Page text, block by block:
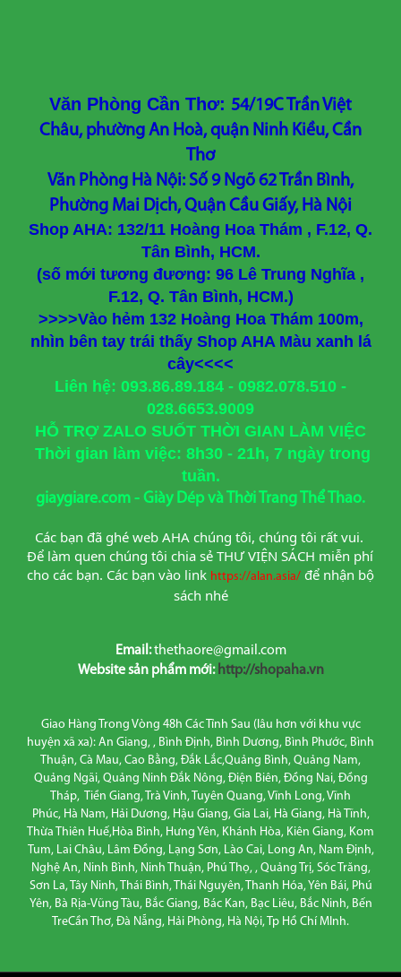
Văn Phòng Cần Thơ: 54/19C Trần Việt
Châu, phường An Hoà, quận Ninh Kiều, Cần
Thơ
Văn Phòng Hà Nội: Số 9 Ngõ 62 Trần Bình,
Phường Mai Dịch, Quận Cầu Giấy, Hà Nội
Shop AHA: 132/11 Hoàng Hoa Thám , F.12, Q.
Tân Bình, HCM.
(số mới tương đương: 96 Lê Trung Nghĩa ,
F.12, Q. Tân Bình, HCM.)
>>>>Vào hẻm 132 Hoàng Hoa Thám 100m,
nhìn bên tay trái thấy Shop AHA Màu xanh lá
cây<<<<
Liên hệ: 093.86.89.184 - 0982.078.510 -
028.6653.9009
HỖ TRỢ ZALO SUỐT THỜI GIAN LÀM VIỆC
Thời gian làm việc: 8h30 - 21h, 7 ngày trong
tuần.
giaygiare.com - Giày Dép và Thời Trang Thể Thao.
Các bạn đã ghé web AHA chúng tôi, chúng tôi rất vui.
Để làm quen chúng tôi chia sẻ THƯ VIỆN SÁCH miễn phí
cho các bạn. Các bạn vào link https://alan.asia/ để nhận bộ
sách nhé
Email:thethaore@gmail.com
Website sản phẩm mới: http://shopaha.vn
Giao Hàng Trong Vòng 48h Các Tỉnh Sau (lâu hơn với khu vực
huyện xã xa): An Giang, , Bình Định, Bình Dương, Bình Phước, Bình
Thuận, Cà Mau, Cao Bằng, Đắk Lắc,Quảng Bình, Quảng Nam,
Quảng Ngãi, Quảng Ninh Đắk Nông, Điện Biên, Đồng Nai, Đồng
Tháp, Tiền Giang, Trà Vinh, Tuyên Quang, Vĩnh Long, Vĩnh
Phúc, Hà Nam, Hải Dương, Hậu Giang, Gia Lai, Hà Giang, Hà Tĩnh,
Thừa Thiên Huế,Hòa Bình, Hưng Yên, Khánh Hòa, Kiên Giang, Kom
Tum, Lai Châu, Lâm Đồng, Lạng Sơn, Lào Cai, Long An, Nam Định,
Nghệ An, Ninh Bình, Ninh Thuận, Phú Thọ, , Quảng Trị, Sóc Trăng,
Sơn La, Tây Ninh, Thái Bình, Thái Nguyên, Thanh Hóa, Yên Bái, Phú
Yên, Bà Rịa-Vũng Tàu, Bắc Giang, Bác Kan, Bạc Liêu, Bắc Ninh, Bến
TreCần Thơ, Đà Nẵng, Hải Phòng, Hà Nội, Tp Hồ Chí MInh.